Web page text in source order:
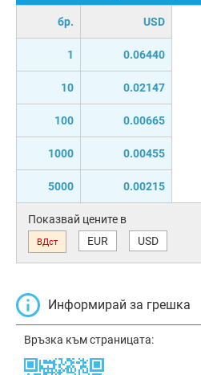
бр. USD
1 0.06440
10 0.02147
100 0.00665
1000 0.00455
5000 0.00215
Показвай цените в
ВДст EUR USD
Информирай за грешка
Връзка към страницата: